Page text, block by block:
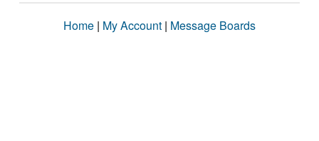
Home | My Account | Message Boards